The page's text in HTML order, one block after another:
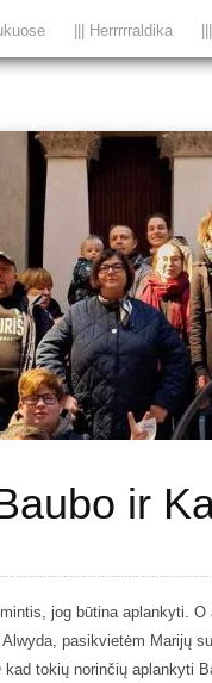
||| Herrrrraldika
ir
jog būtina aplankyti.
pasikvietėm Marijų
tokių norinčių aplankyti